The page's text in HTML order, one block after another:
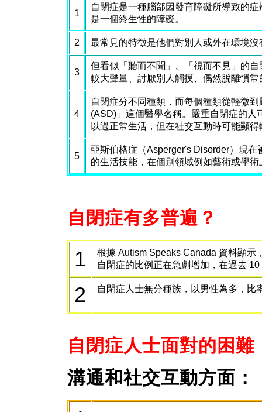
1
自閉症是一種腦部因發育障礙所導致的
是一個終生性的障礙。
2 最常見的特徵是他們對別人或外在環境
3
但看似「聽而不聞」、「視而不見」的
較大聲量、討厭別人觸摸、偶然脫離慣
4
自閉症分不同種類，而每個種類從輕微
(ASD)」這個醫學名稱。嚴重自閉症的
以過正常生活，但在社交互動時可能顯
5
亞斯伯格症（Asperger's Disorder）現
的生活技能，在個別領域例如藝術或學
自閉症有多普遍？
1
根據 Autism Speaks Canada 資料顯示
自閉症的比例正在急劇增加，在過去
2 自閉症人士無分種族，以男性為多，比
自閉症人士面對的困難
溝通和社交互動方面：